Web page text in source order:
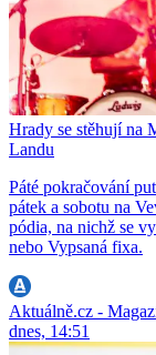
Hrady se stěhují na
Landu
Páté pokračování
pátek a sobotu na
pódia, na nichž se
nebo Vypsaná fixa.
Aktuálně.cz -
dnes, 14:51